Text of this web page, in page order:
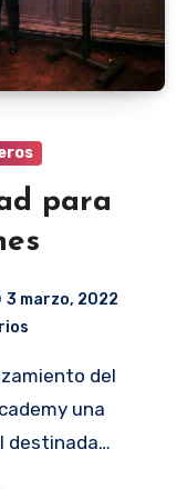
para
3 marzo, 2022
una
destinada…